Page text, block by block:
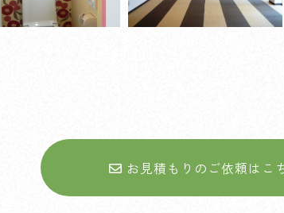
お見積もりのご依頼はこ